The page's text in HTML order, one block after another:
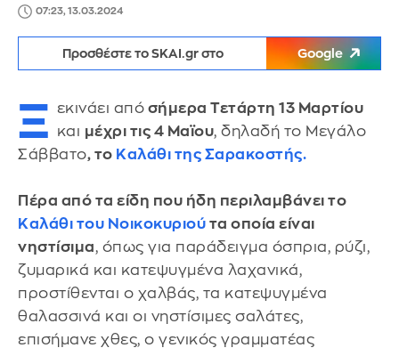
07:23, 13.03.2024
Προσθέστε το SKAI.gr στο Google
Ξ εκινάει από σήμερα Τετάρτη 13 Μαρτίου
και μέχρι τις 4 Μαϊου, δηλαδή το Μεγάλο
Σάββατο, το Καλάθι της Σαρακοστής.
Πέρα από τα είδη που ήδη περιλαμβάνει το
Καλάθι του Νοικοκυριού τα οποία είναι
νηστίσιμα, όπως για παράδειγμα όσπρια, ρύζι,
ζυμαρικά και κατεψυγμένα λαχανικά,
προστίθενται ο χαλβάς, τα κατεψυγμένα
θαλασσινά και οι νηστίσιμες σαλάτες,
επισήμανε χθες, ο γενικός γραμματέας